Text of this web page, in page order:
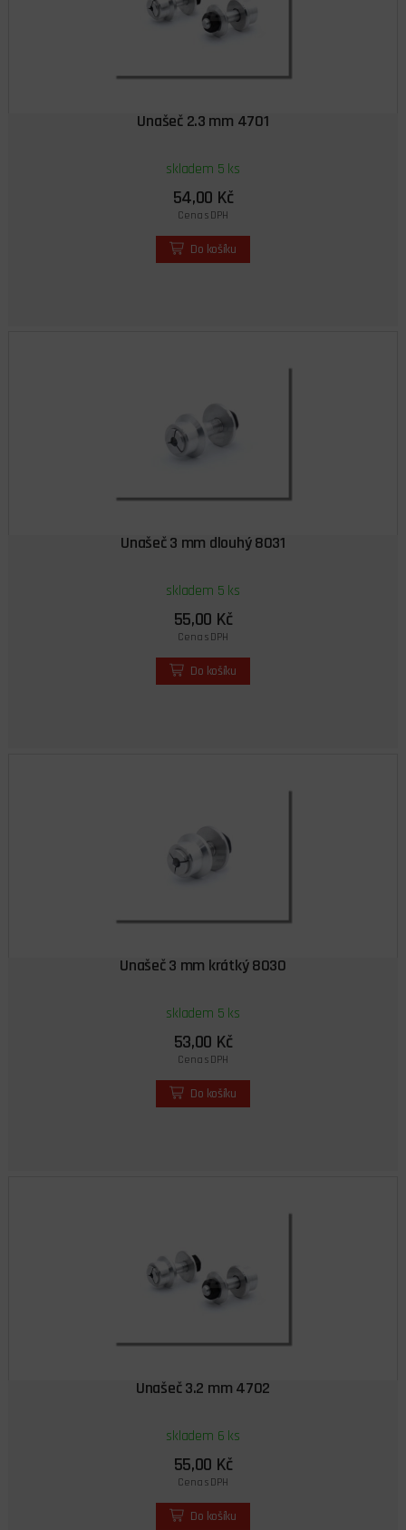
Unašeč 2.3 mm 4701
skladem 5 ks
54,00 Kč
Cena s DPH
Do košíku
Unašeč 3 mm dlouhý 8031
skladem 5 ks
55,00 Kč
Cena s DPH
Do košíku
Unašeč 3 mm krátký 8030
skladem 5 ks
53,00 Kč
Cena s DPH
Do košíku
Unašeč 3.2 mm 4702
skladem 6 ks
55,00 Kč
Cena s DPH
Do košíku